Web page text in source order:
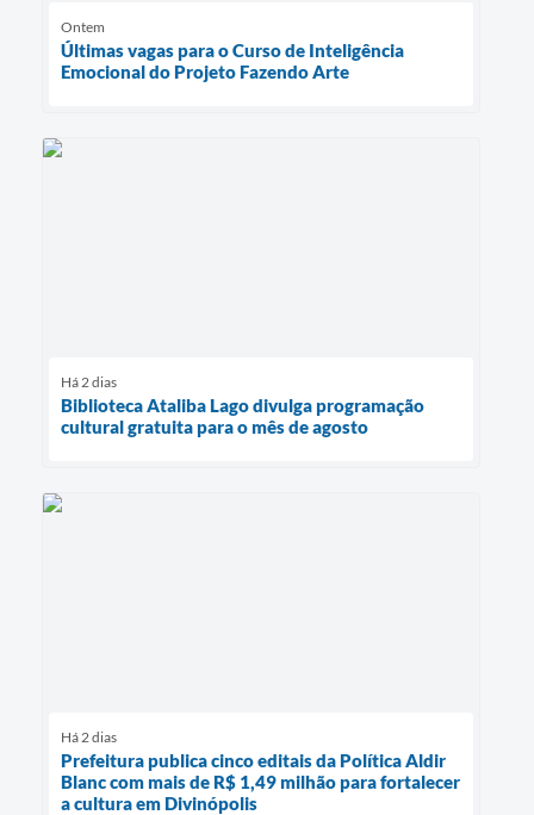
Ontem
Últimas vagas para o Curso de Inteligência
Emocional do Projeto Fazendo Arte
Há 2 dias
Biblioteca Ataliba Lago divulga programação
cultural gratuita para o mês de agosto
Há 2 dias
Prefeitura publica cinco editais da Política Aldir
Blanc com mais de R$ 1,49 milhão para fortalecer
a cultura em Divinópolis